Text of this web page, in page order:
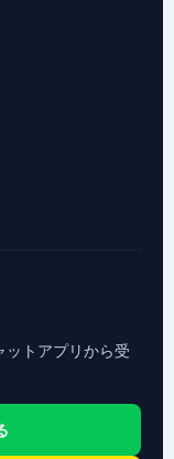
ットアプリから受